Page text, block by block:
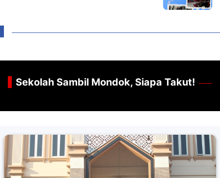
Sekolah Sambil Mondok, Siapa Takut!